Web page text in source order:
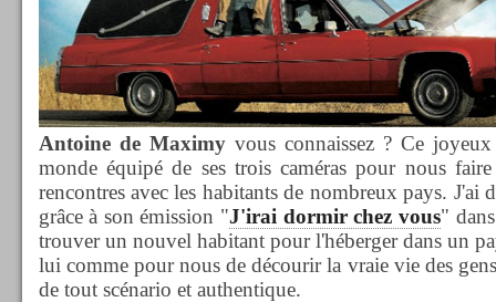
Antoine de Maximyvous connaissez ? Ce
monde équipé de ses trois caméras pour nous
rencontres avec les habitants de nombreux pays. J'ai
grâce à son émission "J'irai dormir chez vous"
trouver un nouvel habitant pour l'héberger dans un
lui comme pour nous de décourir la vraie vie des
de tout scénario et authentique.